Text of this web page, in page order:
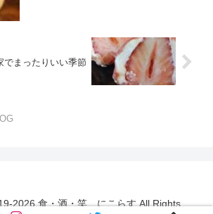
でまったりいい季節
2026 食・酒・笑 にこらす All Rights